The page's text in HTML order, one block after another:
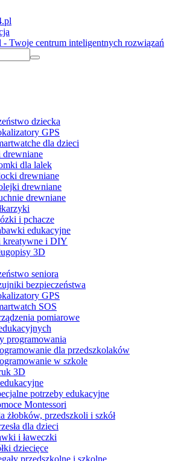
dziecka
GPS
dla dzieci
drewniane
dla lalek
drewniane
drewniane
drewniane
i pchacze
edukacyjne
kreatywne i DIY
3D
seniora
bezpieczeństwa
GPS
SOS
pomiarowe
programowania
dla przedszkolaków
w szkole
3D
potrzeby edukacyjne
Montessori
żłobków, przedszkoli i szkół
dla dzieci
i ławeczki
dziecięce
przedszkolne i szkolne